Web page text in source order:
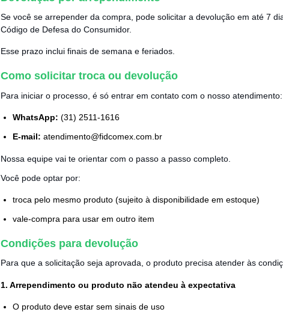
Se você se arrepender da compra, pode solicitar a devolução em até 7
Código de Defesa do Consumidor.
Esse prazo inclui finais de semana e feriados.
Como solicitar troca ou devolução
Para iniciar o processo, é só entrar em contato com o nosso atendimento:
WhatsApp: (31) 2511-1616
E-mail: atendimento@fidcomex.com.br
Nossa equipe vai te orientar com o passo a passo completo.
Você pode optar por:
troca pelo mesmo produto (sujeito à disponibilidade em estoque)
vale-compra para usar em outro item
Condições para devolução
Para que a solicitação seja aprovada, o produto precisa atender às
1. Arrependimento ou produto não atendeu à expectativa
O produto deve estar sem sinais de uso